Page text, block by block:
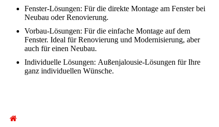
Fenster-Lösungen: Für die direkte Montage am Fenster bei
Neubau oder Renovierung.
Vorbau-Lösungen: Für die einfache Montage auf dem
Fenster. Ideal für Renovierung und Modernisierung, aber
auch für einen Neubau.
Individuelle Lösungen: Außenjalousie-Lösungen für Ihre
ganz individuellen Wünsche.